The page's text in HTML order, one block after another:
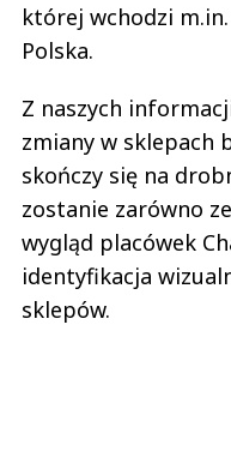
której wchodzi
Polska.
Z naszych
zmiany w sklepach
skończy się na
zostanie zarówno
wygląd placówek
identyfikacja
sklepów.